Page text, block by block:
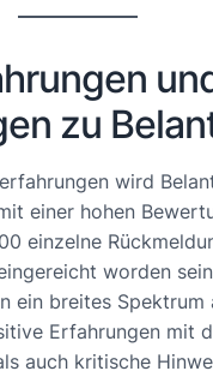
zu
wird
einer hohen
einzelne
worden
ein breites Spektrum
Erfahrungen mit
auch kritische